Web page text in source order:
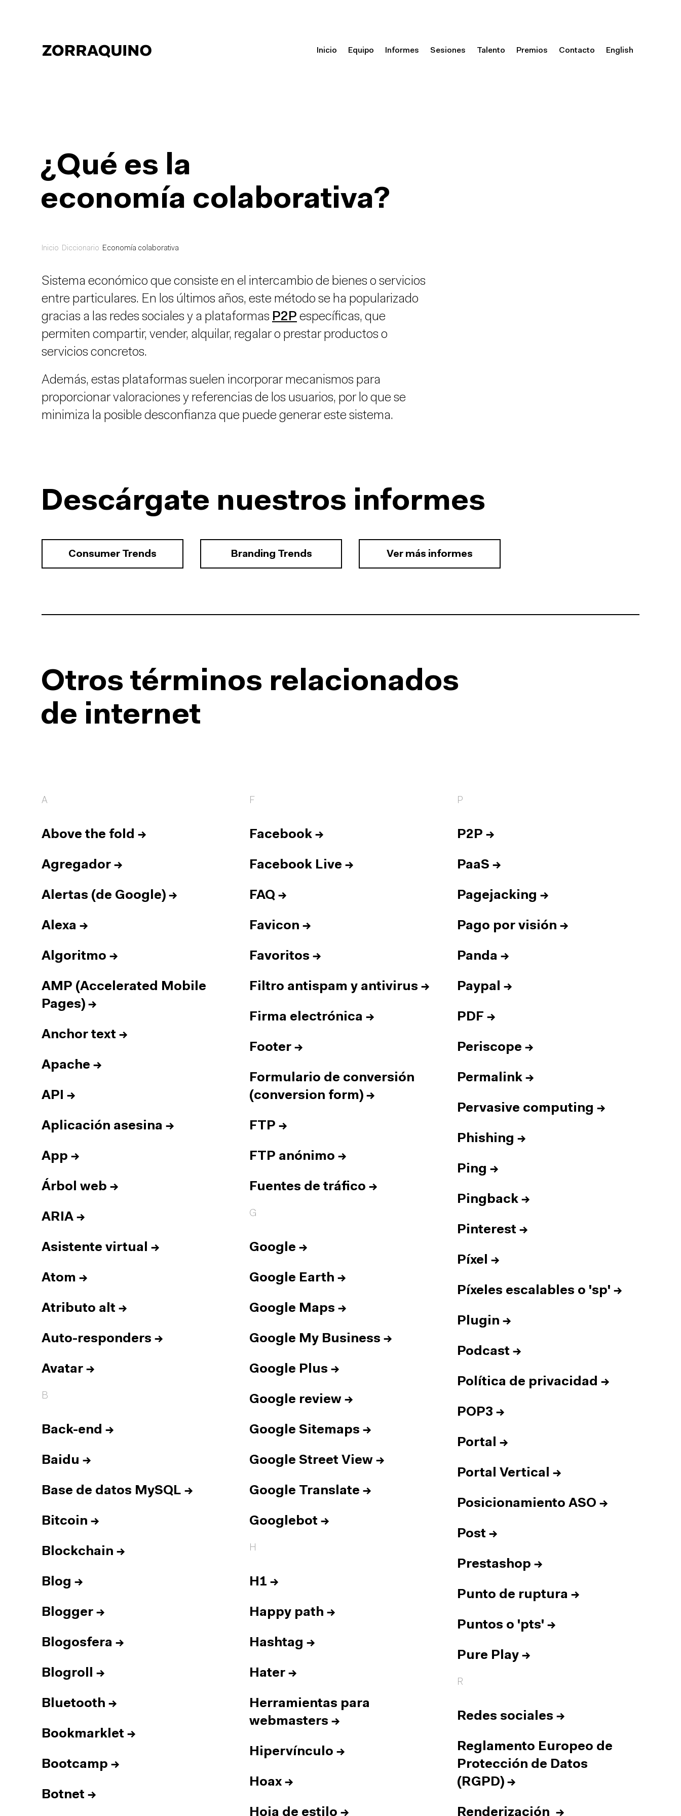
Inicio Equipo Informes Sesiones Talento Premios Contacto English
¿Qué es la
economía colaborativa?
Inicio Diccionario Economía colaborativa
Sistema económico que consiste en el intercambio de bienes o servicios
entre particulares. En los últimos años, este método se ha popularizado
gracias a las redes sociales y a plataformas P2P específicas, que
permiten compartir, vender, alquilar, regalar o prestar productos o
servicios concretos.
Además, estas plataformas suelen incorporar mecanismos para
proporcionar valoraciones y referencias de los usuarios, por lo que se
minimiza la posible desconfianza que puede generar este sistema.
Descárgate nuestros informes
Consumer Trends Branding Trends Ver más informes
Otros términos relacionados
de internet
A
Above the fold →
Agregador →
Alertas (de Google) →
Alexa →
Algoritmo →
AMP (Accelerated Mobile
Pages) →
Anchor text →
Apache →
API →
Aplicación asesina →
App →
Árbol web →
ARIA →
Asistente virtual →
Atom →
Atributo alt →
Auto-responders →
Avatar →
B
Back-end →
Baidu →
Base de datos MySQL →
Bitcoin →
Blockchain →
Blog →
Blogger →
Blogosfera →
Blogroll →
Bluetooth →
Bookmarklet →
Bootcamp →
Botnet →
F
Facebook →
Facebook Live →
FAQ →
Favicon →
Favoritos →
Filtro antispam y antivirus →
Firma electrónica →
Footer →
Formulario de conversión
(conversion form) →
FTP →
FTP anónimo →
Fuentes de tráfico →
G
Google →
Google Earth →
Google Maps →
Google My Business →
Google Plus →
Google review →
Google Sitemaps →
Google Street View →
Google Translate →
Googlebot →
H
H1 →
Happy path →
Hashtag →
Hater →
Herramientas para
webmasters →
Hipervínculo →
Hoax →
Hoja de estilo →
P
P2P →
PaaS →
Pagejacking →
Pago por visión →
Panda →
Paypal →
PDF →
Periscope →
Permalink →
Pervasive computing →
Phishing →
Ping →
Pingback →
Pinterest →
Píxel →
Píxeles escalables o 'sp' →
Plugin →
Podcast →
Política de privacidad →
POP3 →
Portal →
Portal Vertical →
Posicionamiento ASO →
Post →
Prestashop →
Punto de ruptura →
Puntos o 'pts' →
Pure Play →
R
Redes sociales →
Reglamento Europeo de
Protección de Datos
(RGPD) →
Renderización →